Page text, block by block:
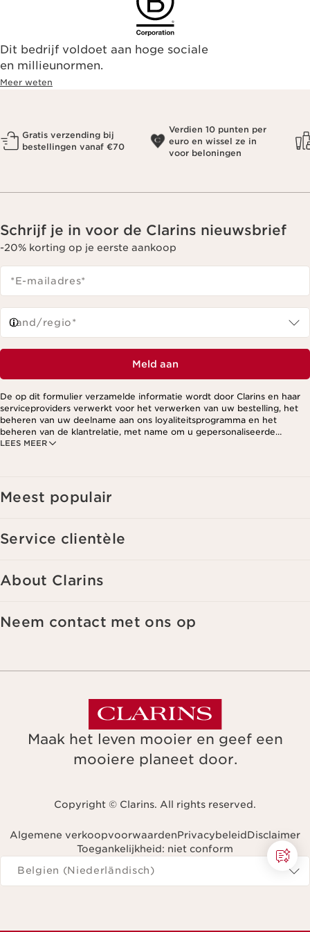
Dit bedrijf voldoet aan hoge sociale
en millieunormen.
Meer weten
Gratis verzending bij
bestellingen vanaf €70
Verdien 10 punten per
euro en wissel ze in
voor beloningen
Schrijf je in voor de Clarins nieuwsbrief
-20% korting op je eerste aankoop
*E-mailadres*
Land/regio*
Meld aan
LEES MEER
De op dit formulier verzamelde informatie wordt door Clarins en haar
serviceproviders verwerkt voor het verwerken van uw bestelling, het
beheren van uw deelname aan ons loyaliteitsprogramma en het
beheren van de klantrelatie, met name om u gepersonaliseerde
aanbiedingen te kunnen sturen op basis van uw eerdere aankopen en
Meest populair
Service clientèle
About Clarins
Neem contact met ons op
Maak het leven mooier en geef een
mooiere planeet door.
Copyright © Clarins. All rights reserved.
Algemene verkoopvoorwaardenPrivacybeleidDisclaimer
Toegankelijkheid: niet conform
Navigeren naar
Belgien (Niederländisch)